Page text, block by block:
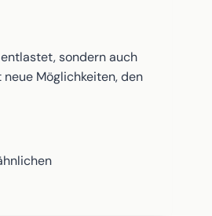
sondern auch
Möglichkeiten, den